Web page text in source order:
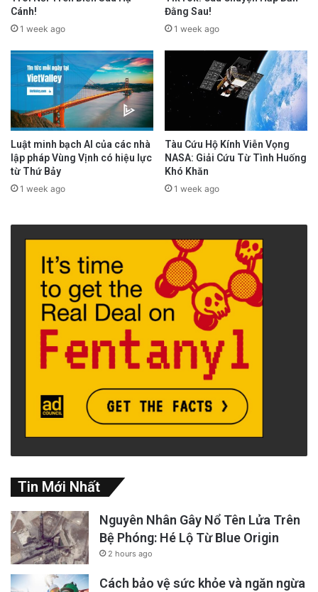
Cánh!
1 week ago
Đằng Sau!
1 week ago
Luật minh bạch AI của các nhà
lập pháp Vùng Vịnh có hiệu lực
từ Thứ Bảy
1 week ago
Tàu Cứu Hộ Kính Viễn Vọng
NASA: Giải Cứu Từ Tình Huống
Khó Khăn
1 week ago
Tin Mới Nhất
Nguyên Nhân Gây Nổ Tên Lửa Trên
Bệ Phóng: Hé Lộ Từ Blue Origin
2 hours ago
Cách bảo vệ sức khỏe và ngăn ngừa